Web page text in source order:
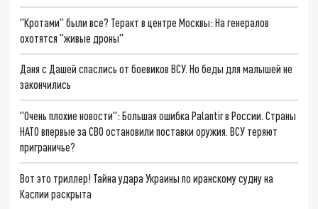
"Кротами" были все? Теракт в центре Москвы: На генералов
охотятся "живые дроны"
Даня с Дашей спаслись от боевиков ВСУ. Но беды для малышей не
закончились
"Очень плохие новости": Большая ошибка Palantir в России. Страны
НАТО впервые за СВО остановили поставки оружия. ВСУ теряют
приграничье?
Вот это триллер! Тайна удара Украины по иранскому судну на
Каспии раскрыта